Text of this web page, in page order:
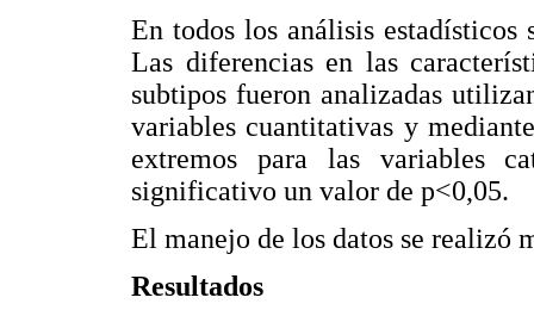
En todos los análisis
Las diferencias en las
subtipos fueron analizadas
variables cuantitativas y
extremos para las variables
significativo un valor de p<0,05.
El manejo de los datos se realizó
Resultados